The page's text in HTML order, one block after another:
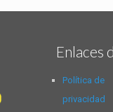
Enlaces
Política de
privacidad